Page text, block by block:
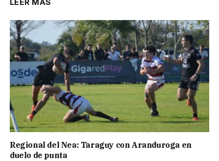
Regional del Nea: Taraguy con Aranduroga en
duelo de punta